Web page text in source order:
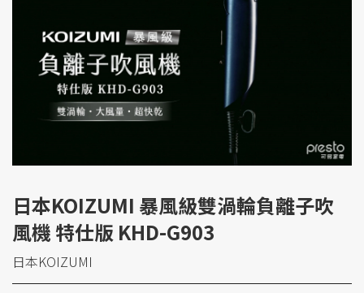
日本KOIZUMI 暴風級雙渦輪負離子吹
風機 特仕版 KHD-G903
日本KOIZUMI